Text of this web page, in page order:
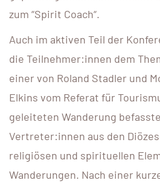
zum “Spirit Coach“.
Auch im aktiven Teil der
die Teilnehmer:innen dem
einer von Roland Stadler und
Elkins vom Referat für
geleiteten Wanderung
Vertreter:innen aus den
religiösen und spirituellen
Wanderungen. Nach einer